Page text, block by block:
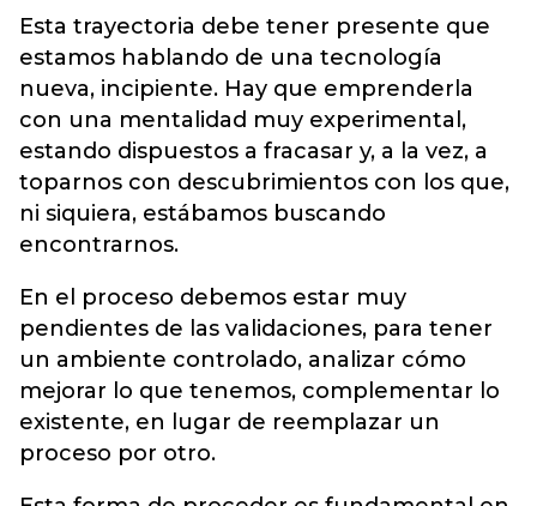
Esta trayectoria debe tener presente que
estamos hablando de una tecnología
nueva, incipiente. Hay que emprenderla
con una mentalidad muy experimental,
estando dispuestos a fracasar y, a la vez, a
toparnos con descubrimientos con los que,
ni siquiera, estábamos buscando
encontrarnos.
En el proceso debemos estar muy
pendientes de las validaciones, para tener
un ambiente controlado, analizar cómo
mejorar lo que tenemos, complementar lo
existente, en lugar de reemplazar un
proceso por otro.